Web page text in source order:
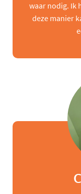
waar nodig. Ik
deze manier